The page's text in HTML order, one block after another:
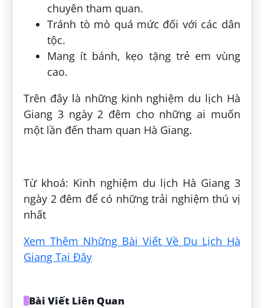
chuyên tham quan.
Tránh tò mò quá mức đối với các dân
tộc.
Mang ít bánh, kẹo tặng trẻ em vùng
cao.
Trên đây là những kinh nghiệm du lịch Hà
Giang 3 ngày 2 đêm cho những ai muốn
một lần đến tham quan Hà Giang.
Từ khoá: Kinh nghiệm du lịch Hà Giang 3
ngày 2 đêm để có những trải nghiệm thú vị
nhất
Xem Thêm Những Bài Viết Về Du Lịch Hà
Giang Tại Đây
Bài Viết Liên Quan